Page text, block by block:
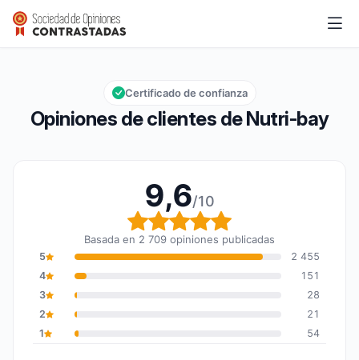
Nutri-bay
Calificación global: 9,6 de 10
9,6/10
Opiniones de clientes de Nutri-bay
Certificado de confianza
9,6/10
Calificación global: 9,6
Basada en 2 709 opiniones publicadas
5
2 455
4
151
3
28
2
21
1
54